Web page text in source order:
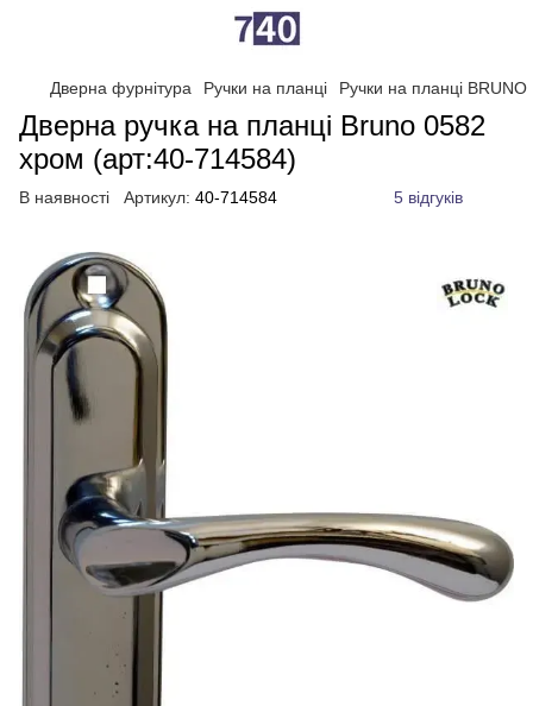
Дверна фурнітура Ручки на планці Ручки на планці BRUNO
Дверна ручка на планці Bruno 0582
хром (арт:40-714584)
В наявності Артикул: 40-714584 5 відгуків